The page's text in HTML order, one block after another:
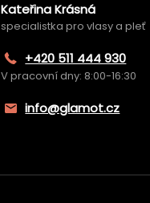
Kateřina Krásná
specialistka pro vlasy a pleť
+420 511 444 930
V pracovní dny: 8:00-16:30
info@glamot.cz